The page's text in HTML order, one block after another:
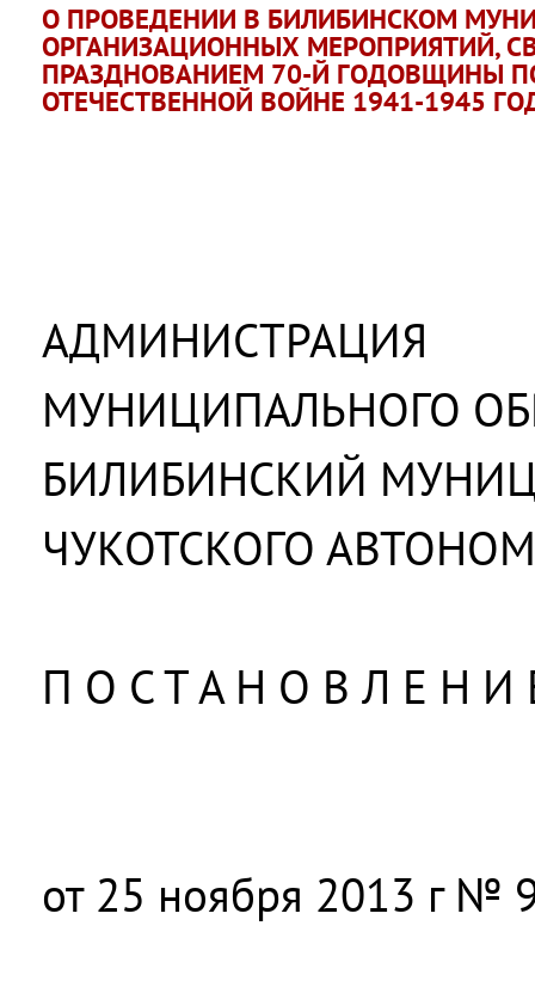
О ПРОВЕДЕНИИ В БИЛИБИНСКОМ
ОРГАНИЗАЦИОННЫХ МЕРОПРИЯТИЙ,
ПРАЗДНОВАНИЕМ 70-Й ГОДОВЩИНЫ
ОТЕЧЕСТВЕННОЙ ВОЙНЕ 1941-1945
АДМИНИСТРАЦИЯ
МУНИЦИПАЛЬНОГО
БИЛИБИНСКИЙ
ЧУКОТСКОГО
П О С Т А Н О В Л Е Н И
от 25 ноября 2013 г №